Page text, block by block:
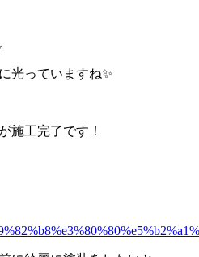
光っていますね✨
施工完了です！